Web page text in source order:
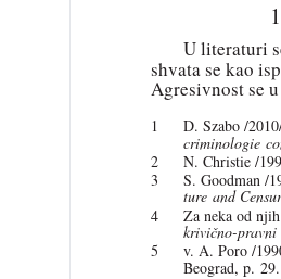
U literaturi
shvata se kao
Agresivnost se
1 D. Szabo /
criminologie
2
N. Christie /
3
S. Goodman /
ture and
4
Za neka od
krivično-
5
v. A. Poro /
Beograd, p. 29.